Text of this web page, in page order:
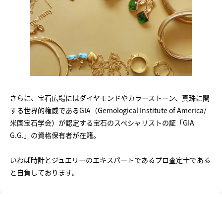
さらに、宝石広場にはダイヤモンドやカラーストーン、真珠に関
する世界的権威であるGIA（Gemological Institute of America/
米国宝石学会）が認定する宝石のスペシャリストの証「GIA
G.G.」の資格保有者が在籍。
いわば時計とジュエリーのエキスパートであるプロ査定士である
と自負しております。